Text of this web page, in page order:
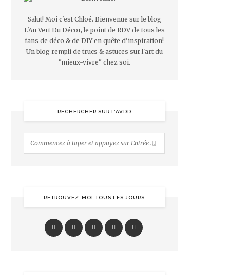
Salut! Moi c'est Chloé. Bienvenue sur le blog
L'An Vert Du Décor, le point de RDV de tous les
fans de déco & de DIY en quête d'inspiration!
Un blog rempli de trucs & astuces sur l'art du
"mieux-vivre" chez soi.
RECHERCHER SUR L’AVDD
RETROUVEZ-MOI TOUS LES JOURS